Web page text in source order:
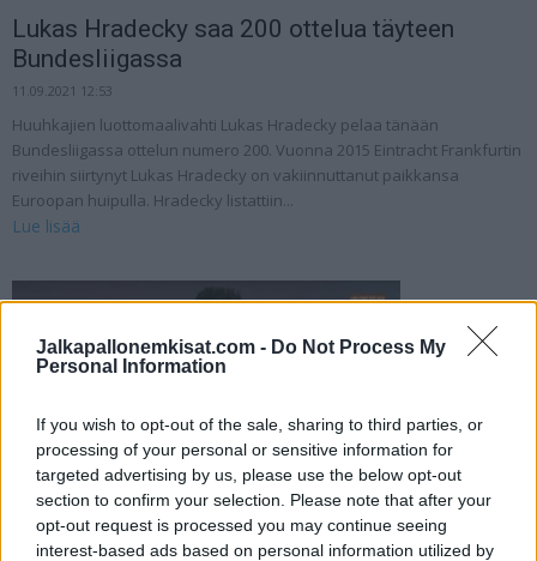
Jalkapallonemkisat.com - Do Not Process My
Personal Information
If you wish to opt-out of the sale, sharing to third parties, or
processing of your personal or sensitive information for
targeted advertising by us, please use the below opt-out
section to confirm your selection. Please note that after your
opt-out request is processed you may continue seeing
interest-based ads based on personal information utilized by
Lukas Hradecky saa 200 ottelua täyteen
Bundesliigassa
11.09.2021 12:53
Huuhkajien luottomaalivahti Lukas Hradecky pelaa tänään
Bundesliigassa ottelun numero 200. Vuonna 2015 Eintracht Frankfurtin
riveihin siirtynyt Lukas Hradecky on vakiinnuttanut paikkansa
Euroopan huipulla. Hradecky listattiin...
Lue lisää